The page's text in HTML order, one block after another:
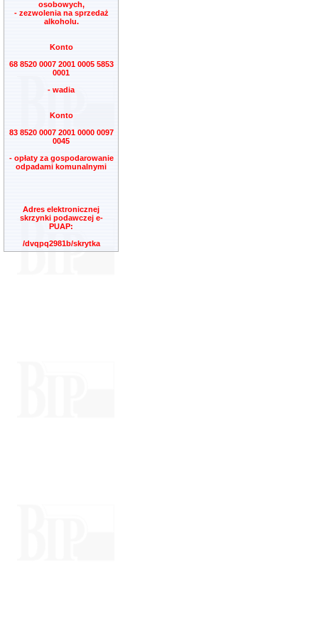
osobowych,
- zezwolenia na sprzedaż
alkoholu.
Konto
68 8520 0007 2001 0005 5853
0001
- wadia
Konto
83 8520 0007 2001 0000 0097
0045
- opłaty za gospodarowanie
odpadami komunalnymi
Adres elektronicznej
skrzynki podawczej e-
PUAP:
/dvqpq2981b/skrytka